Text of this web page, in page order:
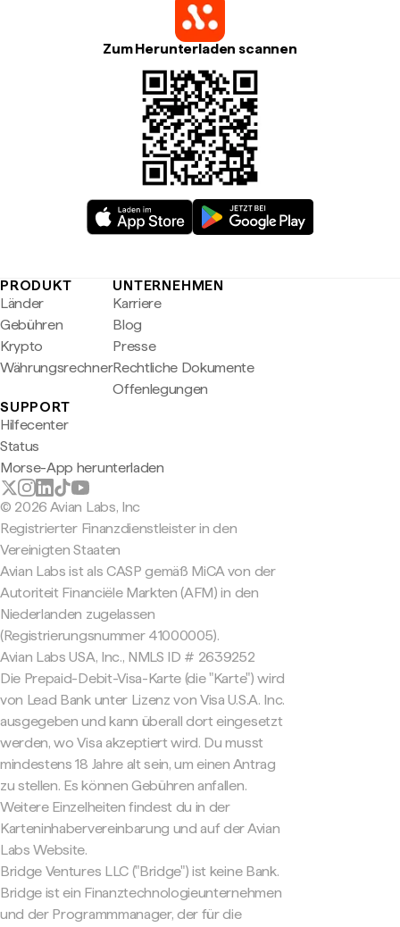
Zum Herunterladen scannen
PRODUKT
Länder
Gebühren
Krypto
Währungsrechner
UNTERNEHMEN
Karriere
Blog
Presse
Rechtliche Dokumente
Offenlegungen
SUPPORT
Hilfecenter
Status
Morse-App herunterladen
© 2026 Avian Labs, Inc
Registrierter Finanzdienstleister in den
Vereinigten Staaten
Avian Labs ist als CASP gemäß MiCA von der
Autoriteit Financiële Markten (AFM) in den
Niederlanden zugelassen
(Registrierungsnummer 41000005).
Avian Labs USA, Inc., NMLS ID # 2639252
Die Prepaid-Debit-Visa-Karte (die "Karte") wird
von Lead Bank unter Lizenz von Visa U.S.A. Inc.
ausgegeben und kann überall dort eingesetzt
werden, wo Visa akzeptiert wird. Du musst
mindestens 18 Jahre alt sein, um einen Antrag
zu stellen. Es können Gebühren anfallen.
Weitere Einzelheiten findest du in der
Karteninhabervereinbarung und auf der Avian
Labs Website.
Bridge Ventures LLC ("Bridge") ist keine Bank.
Bridge ist ein Finanztechnologieunternehmen
und der Programmmanager, der für die